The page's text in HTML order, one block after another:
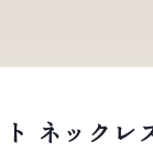
ネックレ